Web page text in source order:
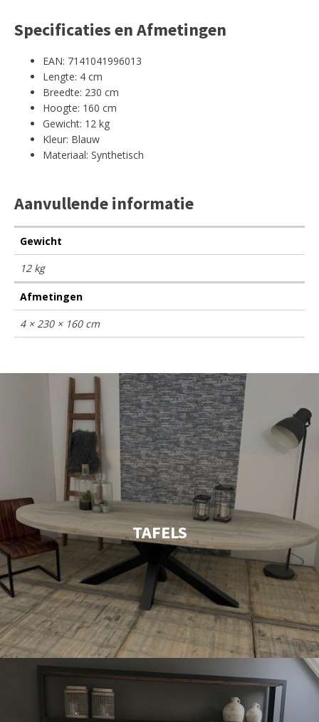
Specificaties en Afmetingen
EAN: 7141041996013
Lengte: 4 cm
Breedte: 230 cm
Hoogte: 160 cm
Gewicht: 12 kg
Kleur: Blauw
Materiaal: Synthetisch
Aanvullende informatie
Gewicht
12 kg
Afmetingen
4 × 230 × 160 cm
TAFELS